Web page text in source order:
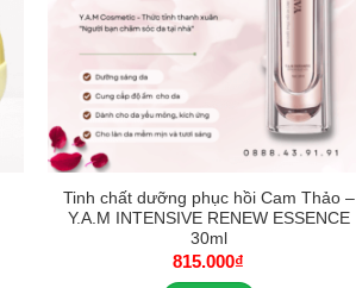
Tinh chất dưỡng phục hồi Cam Thảo –
Y.A.M INTENSIVE RENEW ESSENCE
30ml
815.000₫